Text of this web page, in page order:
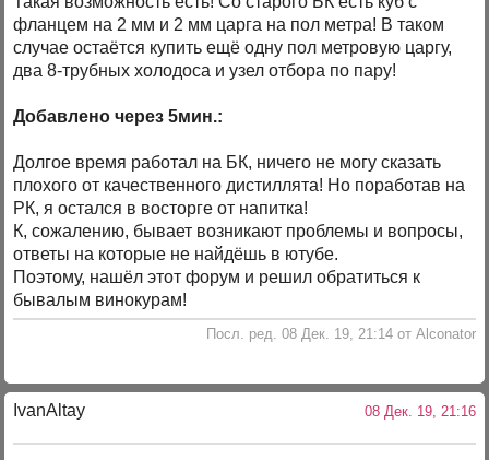
фланцем на 2 мм и 2 мм царга на пол метра! В таком
случае остаётся купить ещё одну пол метровую царгу,
два 8-трубных холодоса и узел отбора по пару!
Добавлено через 5мин.:
Долгое время работал на БК, ничего не могу сказать
плохого от качественного дистиллята! Но поработав на
РК, я остался в восторге от напитка!
К, сожалению, бывает возникают проблемы и вопросы,
ответы на которые не найдёшь в ютубе.
Поэтому, нашёл этот форум и решил обратиться к
бывалым винокурам!
Посл. ред. 08 Дек. 19, 21:14 от Alconator
IvanAltay 08 Дек. 19, 21:16